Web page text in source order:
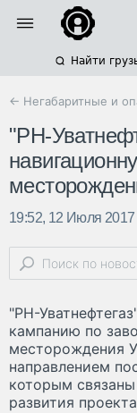
Найти
← Негабаритные и
"РН-
19:52, 12 Июля 2017
"РН-
кампанию по
месторождения
направлением
которым
развития